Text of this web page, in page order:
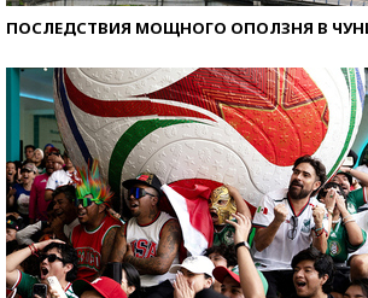
ПОСЛЕДСТВИЯ МОЩНОГО ОПОЛЗНЯ В